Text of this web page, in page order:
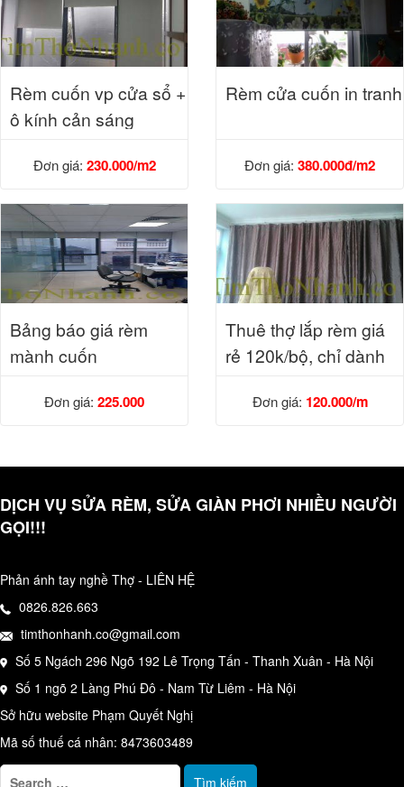
Rèm cuốn vp cửa sổ +
ô kính cản sáng
Đơn giá: 230.000/m2
Rèm cửa cuốn in tranh
Đơn giá: 380.000đ/m2
Bảng báo giá rèm
mành cuốn
Đơn giá: 225.000
Thuê thợ lắp rèm giá
rẻ 120k/bộ, chỉ dành
CÓ RÈM
Đơn giá: 120.000/m
DỊCH VỤ SỬA RÈM, SỬA GIÀN PHƠI NHIỀU NGƯỜI
GỌI!!!
Phản ánh tay nghề Thợ - LIÊN HỆ
0826.826.663
timthonhanh.co@gmail.com
Số 5 Ngách 296 Ngõ 192 Lê Trọng Tấn - Thanh Xuân - Hà Nội
Số 1 ngõ 2 Làng Phú Đô - Nam Từ Liêm - Hà Nội
Sở hữu website Phạm Quyết Nghị
Mã số thuế cá nhân: 8473603489
T